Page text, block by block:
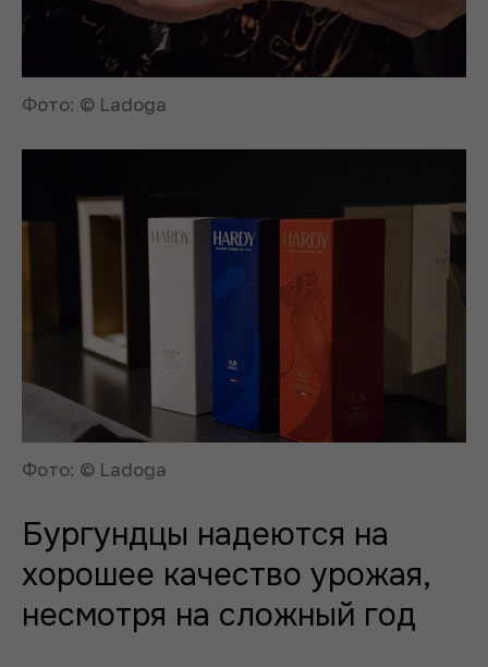
Фото: © Ladoga
Фото: © Ladoga
Бургундцы надеются на
хорошее качество урожая,
несмотря на сложный год